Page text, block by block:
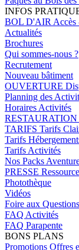
INFOS
BOL D'AIR Accès
Actualités
Brochures
Qui sommes-nous ?
Recrutement
Nouveau bâtiment
OUVERTURE
Planning des
Horaires Activités
RESTAURATION
TARIFS Tarifs
Tarifs
Tarifs Activités
Nos Packs
PRESSE
Photothèque
Vidéos
Foire aux Questions
FAQ Activités
FAQ Parapente
BONS PLANS
Promotions Offres